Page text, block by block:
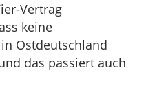
Vertrag
keine
Ostdeutschland
das passiert auch